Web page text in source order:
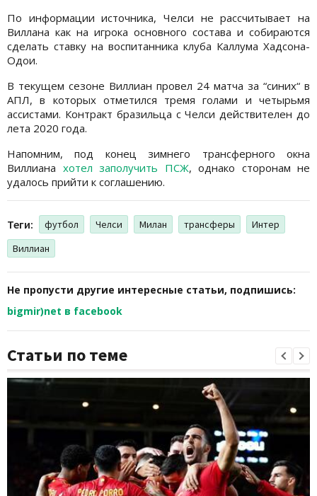
По информации источника, Челси не рассчитывает на
Виллана как на игрока основного состава и собираются
сделать ставку на воспитанника клуба Каллума Хадсона-
Одои.
В текущем сезоне Виллиан провел 24 матча за “синих“ в
АПЛ, в которых отметился тремя голами и четырьмя
ассистами. Контракт бразильца с Челси действителен до
лета 2020 года.
Напомним, под конец зимнего трансферного окна
Виллиана хотел заполучить ПСЖ, однако сторонам не
удалось прийти к соглашению.
Теги: футбол Челси Милан трансферы
Интер
Виллиан
Не пропусти другие интересные статьи, подпишись:
bigmir)net в facebook
Статьи по теме